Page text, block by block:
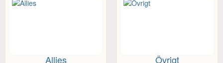
Allies Övrigt